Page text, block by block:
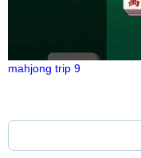
mahjong trip 9